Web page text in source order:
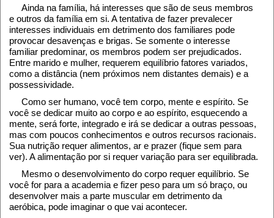
Ainda na família, há interesses que são de seus membros
e outros da família em si. A tentativa de fazer prevalecer
interesses individuais em detrimento dos familiares pode
provocar desavenças e brigas. Se somente o interesse
familiar predominar, os membros podem ser prejudicados.
Entre marido e mulher, requerem equilíbrio fatores variados,
como a distância (nem próximos nem distantes demais) e a
possessividade.
Como ser humano, você tem corpo, mente e espírito. Se
você se dedicar muito ao corpo e ao espírito, esquecendo a
mente, será forte, integrado e irá se dedicar a outras pessoas,
mas com poucos conhecimentos e outros recursos racionais.
Sua nutrição requer alimentos, ar e prazer (fique sem para
ver). A alimentação por si requer variação para ser equilibrada.
Mesmo o desenvolvimento do corpo requer equilíbrio. Se
você for para a academia e fizer peso para um só braço, ou
desenvolver mais a parte muscular em detrimento da
aeróbica, pode imaginar o que vai acontecer.